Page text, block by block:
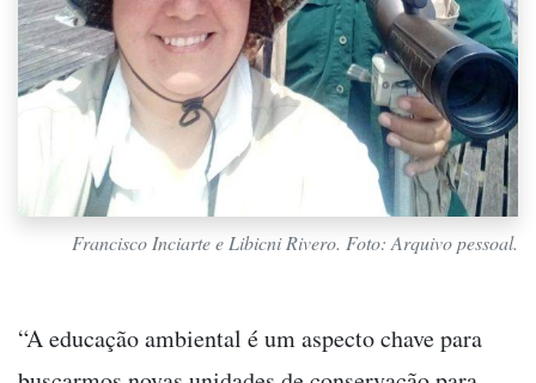
Francisco Inciarte e Libicni Rivero. Foto: Arquivo pessoal.
“A educação ambiental é um aspecto chave para